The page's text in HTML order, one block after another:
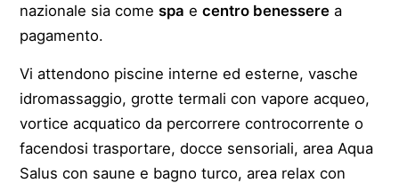
nazionale sia comespa ecentro benessere a
pagamento.
Vi attendono piscine interne ed esterne, vasche
idromassaggio, grotte termali con vapore acqueo,
vortice acquatico da percorrere controcorrente o
facendosi trasportare, docce sensoriali, area Aqua
Salus con saune e bagno turco, area relax con